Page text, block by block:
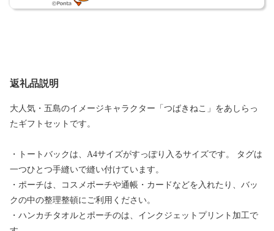
返礼品説明
大人気・五島のイメージキャラクター「つばきねこ」をあしらっ
たギフトセットです。
・トートバックは、A4サイズがすっぽり入るサイズです。 タグは
一つひとつ手縫いで縫い付けています。
・ポーチは、コスメポーチや通帳・カードなどを入れたり、バッ
クの中の整理整頓にご利用ください。
・ハンカチタオルとポーチのは、インクジェットプリント加工で